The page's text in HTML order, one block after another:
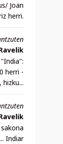
Joan
herri.
herri -
Indiar